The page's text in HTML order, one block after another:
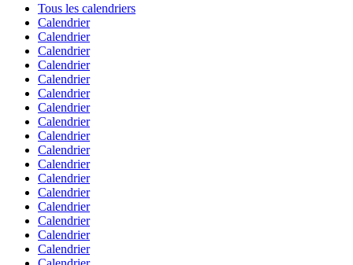
Tous les calendriers
Calendrier
Calendrier
Calendrier
Calendrier
Calendrier
Calendrier
Calendrier
Calendrier
Calendrier
Calendrier
Calendrier
Calendrier
Calendrier
Calendrier
Calendrier
Calendrier
Calendrier